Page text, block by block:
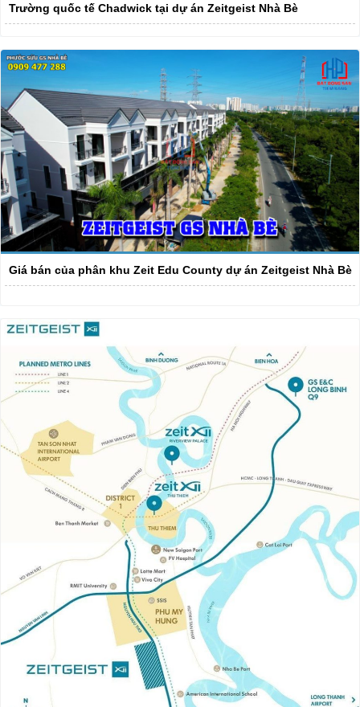
Trường quốc tế Chadwick tại dự án Zeitgeist Nhà Bè
Giá bán của phân khu Zeit Edu County dự án Zeitgeist Nhà Bè